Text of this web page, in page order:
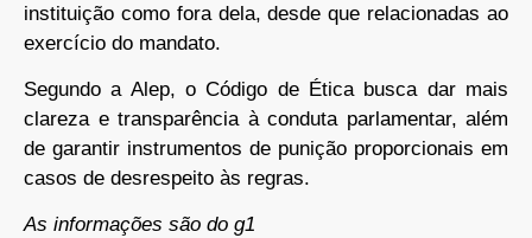
instituição como fora dela, desde que relacionadas ao
exercício do mandato.
Segundo a Alep, o Código de Ética busca dar mais
clareza e transparência à conduta parlamentar, além
de garantir instrumentos de punição proporcionais em
casos de desrespeito às regras.
As informações são do g1